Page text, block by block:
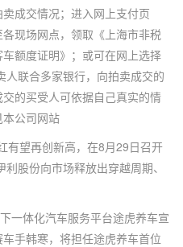
成交情况；进入网上支付页
现场网点，领取《上海市非税
额度证明》；或可在网上选择
人联合多家银行，向拍卖成交的
的买受人可依据自己真实的情
公司网站
望再创新高，在8月29日召开
股份向市场释放出穿越周期、
体化汽车服务平台途虎养车宣
手韩寒，将担任途虎养车首位